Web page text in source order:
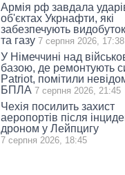
Армія рф завдала
об'єктах Укрнафти, які
забезпечують
та газу 7 серпня 2026, 17:38
У Німеччині над
базою, де ремонтують
Patriot, помітили
БПЛА 7 серпня 2026, 21:45
Чехія посилить захист
аеропортів після
дроном у Лейпцигу
7 серпня 2026, 18:45